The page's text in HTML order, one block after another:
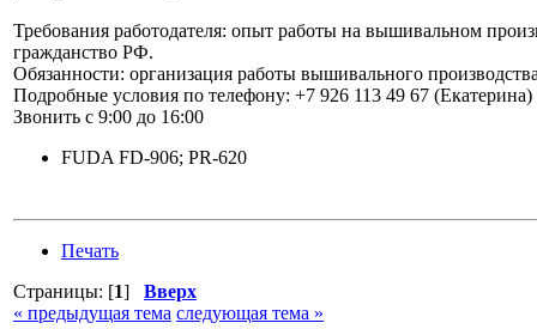
Требования работодателя: опыт работы на вышивальном
гражданство РФ.
Обязанности: организация работы вышивального
Подробные условия по телефону: +7 926 113 49 67 (Екатерина)
Звонить с 9:00 до 16:00
FUDA FD-906; PR-620
Печать
Страницы: [1] Вверх
« предыдущая тема следующая тема »